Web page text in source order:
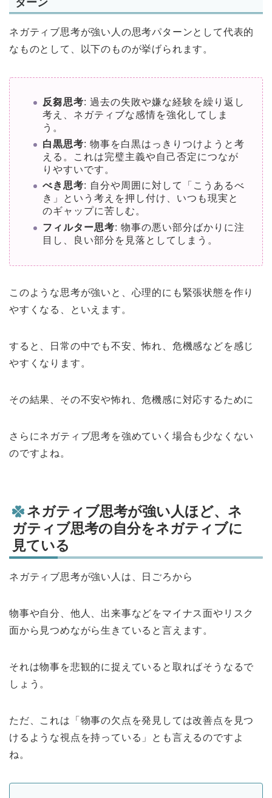
ネガティブ思考が強い人の思考パターンとして代表的
なものとして、以下のものが挙げられます。
反芻思考: 過去の失敗や嫌な経験を繰り返し
考え、ネガティブな感情を強化してしま
う。
白黒思考: 物事を白黒はっきりつけようと考
える。これは完璧主義や自己否定につなが
りやすいです。
べき思考: 自分や周囲に対して「こうあるべ
き」という考えを押し付け、いつも現実と
のギャップに苦しむ。
フィルター思考: 物事の悪い部分ばかりに注
目し、良い部分を見落としてしまう。
このような思考が強いと、心理的にも緊張状態を作り
やすくなる、といえます。
すると、日常の中でも不安、怖れ、危機感などを感じ
やすくなります。
その結果、その不安や怖れ、危機感に対応するために
さらにネガティブ思考を強めていく場合も少なくない
のですよね。
ネガティブ思考が強い人ほど、ネ
ガティブ思考の自分をネガティブに
見ている
ネガティブ思考が強い人は、日ごろから
物事や自分、他人、出来事などをマイナス面やリスク
面から見つめながら生きていると言えます。
それは物事を悲観的に捉えていると取ればそうなるで
しょう。
ただ、これは「物事の欠点を発見しては改善点を見つ
けるような視点を持っている」とも言えるのですよ
ね。